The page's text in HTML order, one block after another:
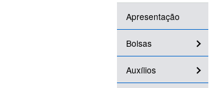
Apresentação
Bolsas
Auxílios